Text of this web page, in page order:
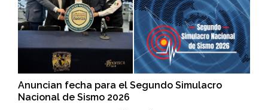
Anuncian fecha para el Segundo Simulacro
Nacional de Sismo 2026